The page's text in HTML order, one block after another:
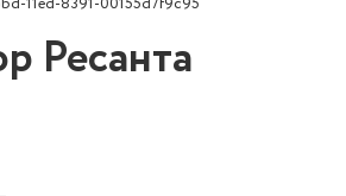
Ресанта